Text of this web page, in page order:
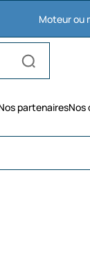
ou
partenairesNos